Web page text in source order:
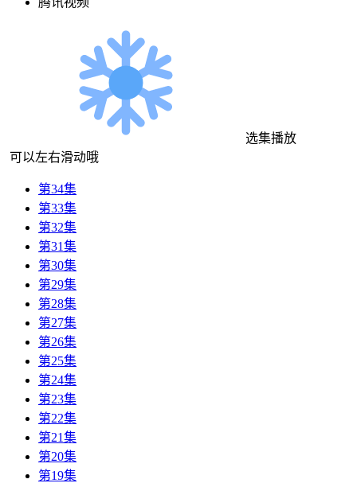
选集播放
可以左右滑动哦
第34集
第33集
第32集
第31集
第30集
第29集
第28集
第27集
第26集
第25集
第24集
第23集
第22集
第21集
第20集
第19集